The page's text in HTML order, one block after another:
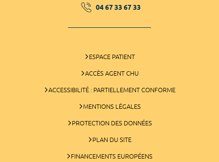
04 67 33 67 33
ESPACE PATIENT
ACCÈS AGENT CHU
ACCESSIBILITÉ : PARTIELLEMENT CONFORME
MENTIONS LÉGALES
PROTECTION DES DONNÉES
PLAN DU SITE
FINANCEMENTS EUROPÉENS